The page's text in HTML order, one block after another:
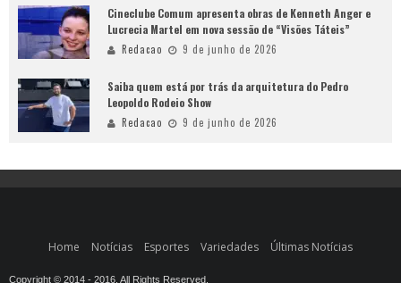
Cineclube Comum apresenta obras de Kenneth Anger e
Lucrecia Martel em nova sessão de “Visões Táteis”
Redacao 9 de junho de 2026
Saiba quem está por trás da arquitetura do Pedro
Leopoldo Rodeio Show
Redacao 9 de junho de 2026
Home Notícias Esportes Variedades Últimas Notícias
Copyright © 2014 - 2016. All Rights Reserved.